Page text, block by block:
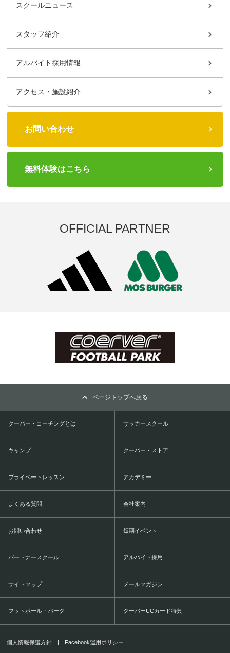
スクールニュース
スタッフ紹介
アルバイト採用情報
アクセス・施設紹介
お問い合わせ
無料体験はこちら
OFFICIAL PARTNER
ページトップへ戻る
クーバー・コーチングとは サッカースクール
キャンプ クーバー・ストア
プライベートレッスン アカデミー
よくある質問 会社案内
お問い合わせ 短期イベント
パートナースクール アルバイト採用
サイトマップ メールマガジン
フットボール・パーク クーバーUCカード特典
個人情報保護方針 | Facebook運用ポリシー